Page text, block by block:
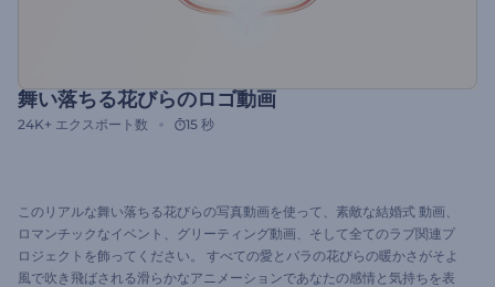
舞い落ちる花びらのロゴ動画
24K+ エクスポート数 15 秒
このリアルな舞い落ちる花びらの写真動画を使って、素敵な結婚式 動画、
ロマンチックなイベント、グリーティング動画、そして全てのラブ関連プ
ロジェクトを飾ってください。 すべての愛とバラの花びらの暖かさがそよ
風で吹き飛ばされる滑らかなアニメーションであなたの感情と気持ちを表